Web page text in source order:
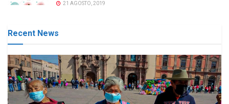
21 AGOSTO, 2019
Recent News